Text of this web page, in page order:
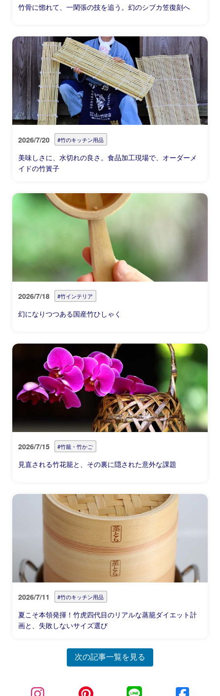
竹骨に惚れて、一閑張の技を追う。幻のシブカ笠復刻へ
2026/7/20 #竹のキッチン用品
美味しさに、水切れの良さ。食品加工現場で、オーダーメ
イドの竹簀子
2026/7/18 #竹インテリア
幻になりつつある国産竹ひしゃく
2026/7/15 #竹籠・竹かご
見直される竹花籠と、その裏に隠された意外な課題
2026/7/11 #竹のキッチン用品
夏こそ本領発揮！竹虎四代目のリアルな蒸籠ダイエット計
画と、失敗しないサイズ選び
次の記事一覧を見る